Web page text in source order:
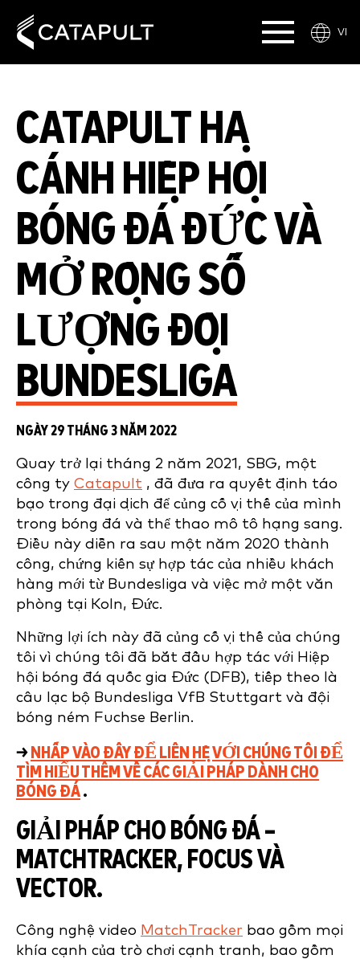
VI
CATAPULT HẠ
CÁNH HIỆP HỘI
BÓNG ĐÁ ĐỨC VÀ
MỞ RỘNG SỐ
LƯỢNG ĐỘI
BUNDESLIGA
NGÀY 29 THÁNG 3 NĂM 2022
Quay trở lại tháng 2 năm 2021, SBG, một
công ty Catapult , đã đưa ra quyết định táo
bạo trong đại dịch để củng cố vị thế của mình
trong bóng đá và thể thao mô tô hạng sang.
Điều này diễn ra sau một năm 2020 thành
công, chứng kiến sự hợp tác của nhiều khách
hàng mới từ Bundesliga và việc mở một văn
phòng tại Koln, Đức.
Những lợi ích này đã củng cố vị thế của chúng
tôi vì chúng tôi đã bắt đầu hợp tác với Hiệp
hội bóng đá quốc gia Đức (DFB), tiếp theo là
câu lạc bộ Bundesliga VfB Stuttgart và đội
bóng ném Fuchse Berlin.
→ NHẤP VÀO ĐÂY ĐỂ LIÊN HỆ VỚI CHÚNG TÔI ĐỂ
TÌM HIỂU THÊM VỀ CÁC GIẢI PHÁP DÀNH CHO
BÓNG ĐÁ.
GIẢI PHÁP CHO BÓNG ĐÁ –
MATCHTRACKER, FOCUS VÀ
VECTOR.
Công nghệ video MatchTracker bao gồm mọi
khía cạnh của trò chơi cạnh tranh, bao gồm